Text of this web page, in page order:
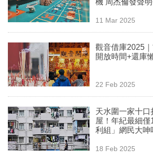
事
欄
訂
閱
區
機 周杰倫發聲
11 Mar 2025
觀音借庫2025
開放時間+還庫
22 Feb 2025
天水圍一家十
屋！年紀最細
利組」網民大呻
18 Feb 2025